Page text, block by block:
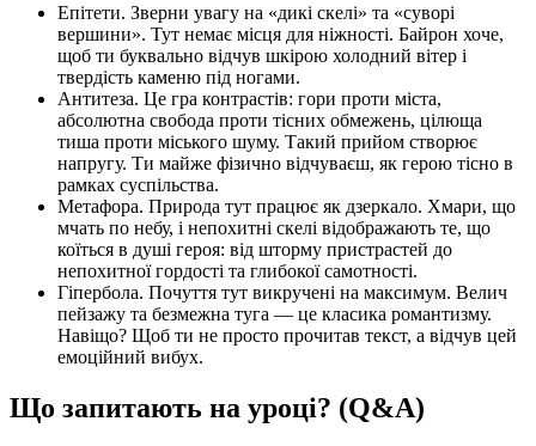
Епітети. Зверни увагу на «дикі скелі» та «суворі
вершини». Тут немає місця для ніжності. Байрон хоче,
щоб ти буквально відчув шкірою холодний вітер і
твердість каменю під ногами.
Антитеза. Це гра контрастів: гори проти міста,
абсолютна свобода проти тісних обмежень, цілюща
тиша проти міського шуму. Такий прийом створює
напругу. Ти майже фізично відчуваєш, як герою тісно в
рамках суспільства.
Метафора. Природа тут працює як дзеркало. Хмари, що
мчать по небу, і непохитні скелі відображають те, що
коїться в душі героя: від шторму пристрастей до
непохитної гордості та глибокої самотності.
Гіпербола. Почуття тут викручені на максимум. Велич
пейзажу та безмежна туга — це класика романтизму.
Навіщо? Щоб ти не просто прочитав текст, а відчув цей
емоційний вибух.
Що запитають на уроці? (Q&A)